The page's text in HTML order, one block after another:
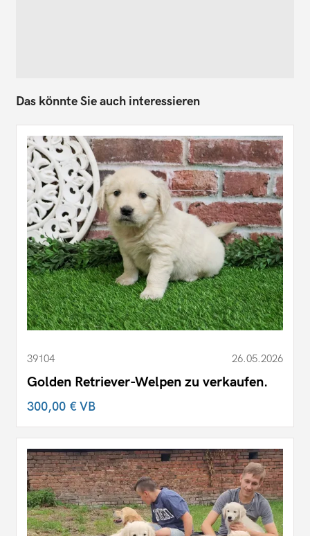
Das könnte Sie auch interessieren
39104 26.05.2026
Golden Retriever-Welpen zu verkaufen.
300,00 €VB